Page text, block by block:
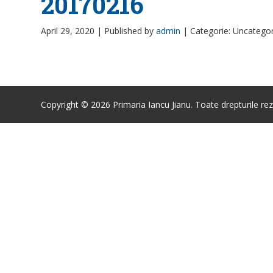
April 29, 2020 | Published by admin | Categorie:
Copyright © 2026 Primaria Iancu Jianu. Toate drepturile